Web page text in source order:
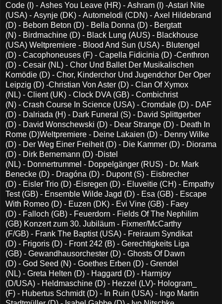
Code (I) - Ashes You Leave (HR) - Ashram (I) -Astari Nite
(USA) - Asynje (DK) - Automelodi (CDN) - Axel Hildebrand
(D) - Beborn Beton (D) - Bella Donna (D) - Bergtatt
(N) - Birdmachine (D) - Black Lung (AUS) - Blackhouse
(USA) Weltpremiere - Blood And Sun (USA) - Blutengel
(D) - Cacophoneuses (F) - Capella Fidicinia (D) -Centhron
(D) - Cesair (NL) - Chor Und Ballet Der Musikalischen
Komödie (D) - Chor, Kinderchor Und Jugendchor Der Oper
Leipzig (D) -Christian Von Aster (D) - Clan Of Xymox
(NL) - Client (UK) - Clock DVA (GB) - Combichrist
(N) - Crash Course In Science (USA) - Cromdale (D) - DAF
(D) - Dalriada (H) - Dark Funeral (S) - David Splittgerber
(D) - David Wonschewski (D) - Dear Strange (D) - Death In
Rome (D)Weltpremiere - Deine Lakaien (D) - Denny Wilke
(D) - Der Weg Einer Freiheit (D) - Die Kammer (D) - Diorama
(D) - Dirk Bernemann (D) -Distel
(NL) - Donnertrummel - Doppelgänger (RUS) - Dr. Mark
Benecke (D) - Dragóna (D) - Dupont (S) - Eisbrecher
(D) - Eisler Trio (D) -Eisregen (D) - Eluveitie (CH) - Empathy
Test (GB) - Ensemble Wilde Jagd (D) - Esa (GB) - Escape
With Romeo (D) - Euzen (DK) - Evi Vine (GB) - Faey
(D) - Falloch (GB) - Feuerdorn - Fields Of The Nephilim
(GB) Konzert zum 30. Jubiläum - Fixmer/McCarthy
(F/GB) - Frank The Baptist (USA) - Freiraum Syndikat
(D) - Frigoris (D) - Front 242 (B) - Gerechtigkeits Liga
(GB) - Gewandhausorchester (D) - Ghosts Of Dawn
(D) - God Seed (N) - Goethes Erben (D) - Grendel
(NL) - Greta Helten (D) - Haggard (D) - Harmjoy
(D/USA) - Heldmaschine (D) - Hezzel (LV)- Hologram_
(F) - Hubertus Schmidt (D) - In Ruin (USA) - Ingo Martin